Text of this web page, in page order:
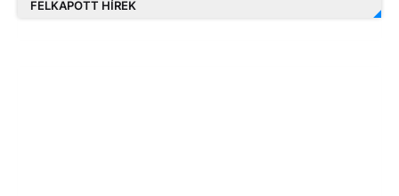
FELKAPOTT HÍREK